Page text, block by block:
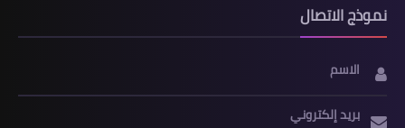
نموذج الاتصال
الاسم
بريد إلكتروني